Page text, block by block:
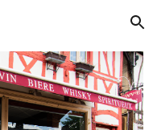
Skip to navigation